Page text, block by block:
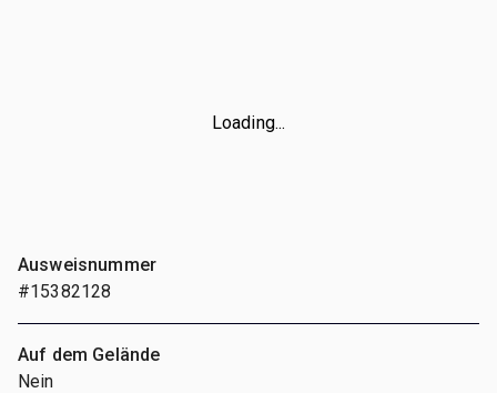
Loading...
Ausweisnummer
#15382128
Auf dem Gelände
Nein